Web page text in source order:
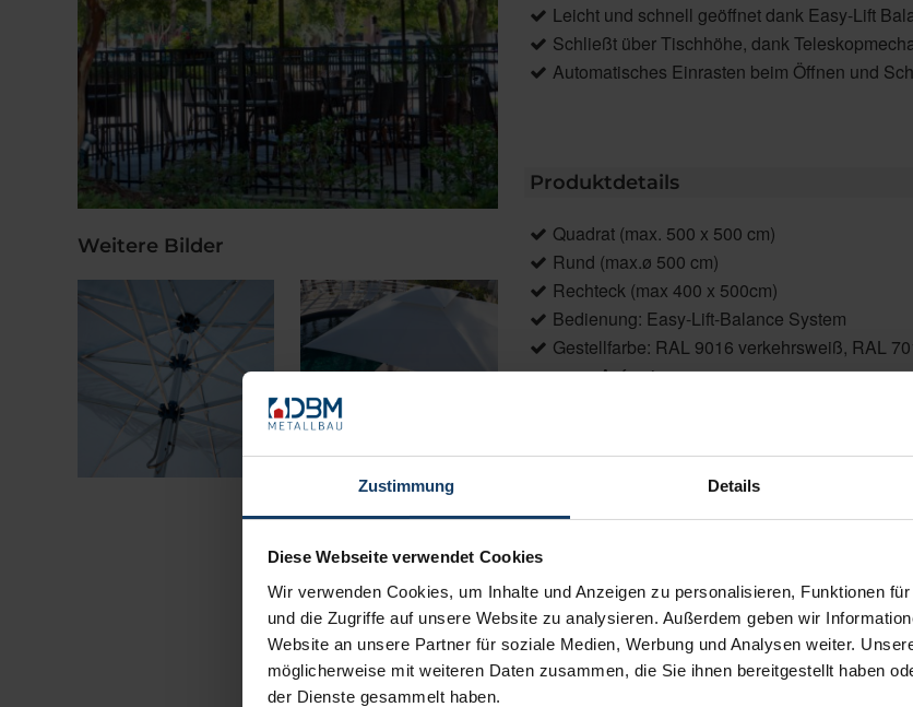
Zustimmung Details
Diese Webseite verwendet Cookies
Wir verwenden Cookies, um Inhalte und Anzeigen zu personalisieren, Funktionen
und die Zugriffe auf unsere Website zu analysieren. Außerdem geben wir
Website an unsere Partner für soziale Medien, Werbung und Analysen weiter.
möglicherweise mit weiteren Daten zusammen, die Sie ihnen bereitgestellt haben
der Dienste gesammelt haben.
Leicht und schnell geöffnet dank Easy-Lift
Schließt über Tischhöhe, dank
Automatisches Einrasten beim Öffnen und
Produktdetails
Quadrat (max. 500 x 500 cm)
Rund (max.ø 500 cm)
Rechteck (max 400 x 500cm)
Bedienung: Easy-Lift-Balance System
Gestellfarbe: RAL 9016 verkehrsweiß, RAL
gegen Aufpreis
Bespannung: über 130 hochwertige Acryl
It‘s so easy – dank smartem Schiebe-
Mit dem cleveren Easy-Lift-Balance-System
und schließen Sie den Supremo deutlich leichter
schneller als andere Sonnenschirme. Gleichzeitig
Stabilität und ermöglichen
Spannweiten von bis zu 6m. Egal ob in
Gastronomie, im privaten Garten oder in
und Seniorenheimen: Supremo überzeugt auf voller
Weitere Bilder